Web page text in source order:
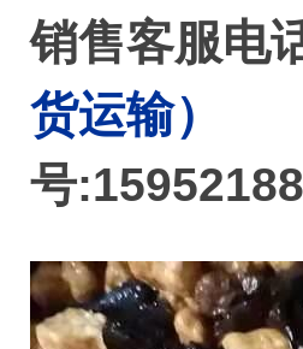
销售客服电
货运输）
号